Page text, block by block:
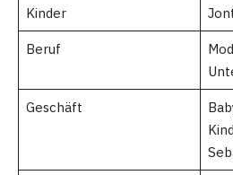
Kinder
Beruf
Geschäft